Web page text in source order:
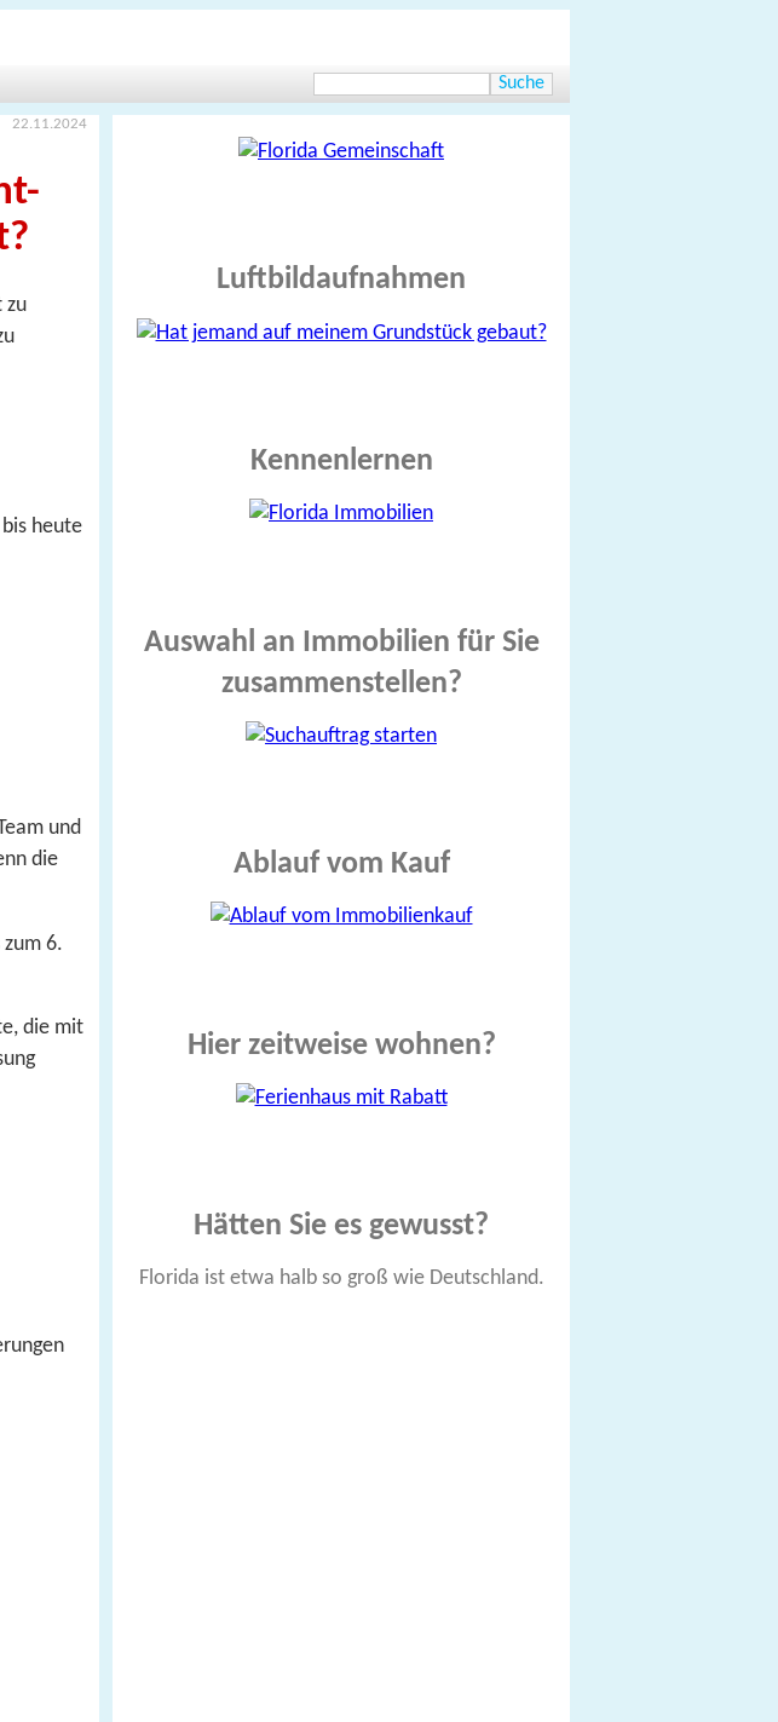
22.11.2024
zu
heute
und
die
6.
die mit
Luftbildaufnahmen
Kennenlernen
Auswahl an Immobilien für Sie
zusammenstellen?
Ablauf vom Kauf
Hier zeitweise wohnen?
Hätten Sie es gewusst?
Florida ist etwa halb so groß wie Deutschland.